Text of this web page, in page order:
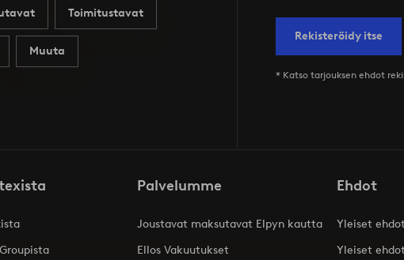
Toimitustavat
Muuta
Rekisteröidy itse
* Katso tarjouksen ehdot
Palvelumme
Joustavat maksutavat Elpyn kautta
Ellos Vakuutukset
Ehdot
Yleiset
Yleiset